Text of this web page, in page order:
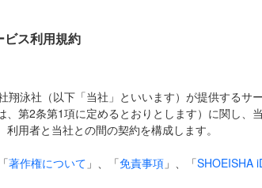
ス利用規約
翔泳社（以下「当社」といいます）が提供するサ
、第2条第1項に定めるとおりとします）に関し、
用者と当社との間の契約を構成します。
著作権について 」、「免責事項 」、「SHOEISHA